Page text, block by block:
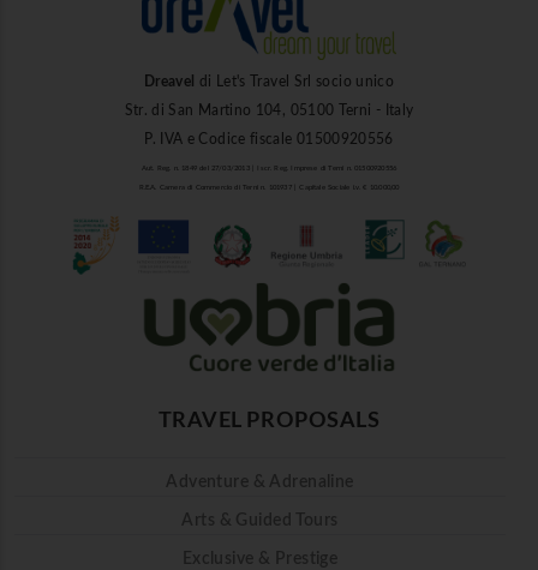
Dreavel
di Let's Travel Srl socio unico
Str. di San Martino 104, 05100 Terni - Italy
P. IVA e Codice fiscale 01500920556
Aut. Reg. n. 1849 del 27/03/2013 | Iscr. Reg. Imprese di Terni n. 01500920556
R.E.A. Camera di Commercio di Terni n. 101937 | Capitale Sociale i.v. € 10.000,00
TRAVEL PROPOSALS
Adventure & Adrenaline
Arts & Guided Tours
Exclusive & Prestige